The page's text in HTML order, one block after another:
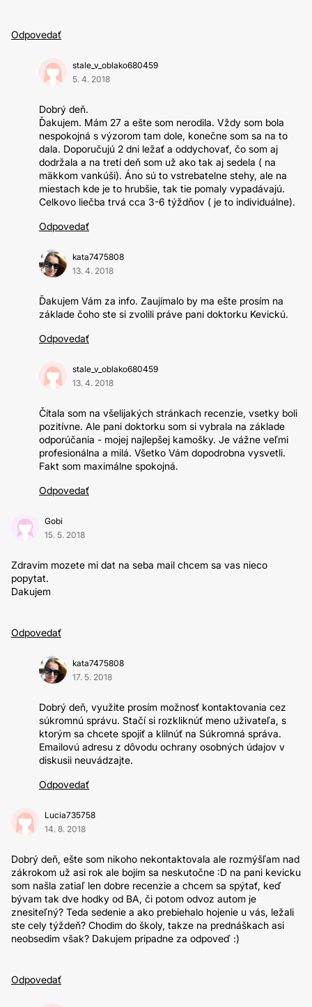
Odpovedať
stale_v_oblako680459
5. 4. 2018
Dobrý deň.
Ďakujem. Mám 27 a ešte som nerodila. Vždy som bola
nespokojná s výzorom tam dole, konečne som sa na to
dala. Doporučujú 2 dni ležať a oddychovať, čo som aj
dodržala a na tretí deň som už ako tak aj sedela ( na
mäkkom vankúši). Áno sú to vstrebatelne stehy, ale na
miestach kde je to hrubšie, tak tie pomaly vypadávajú.
Celkovo liečba trvá cca 3-6 týždňov ( je to individuálne).
Odpovedať
kata7475808
13. 4. 2018
Ďakujem Vám za info. Zaujímalo by ma ešte prosím na
základe čoho ste si zvolili práve pani doktorku Kevickú.
Odpovedať
stale_v_oblako680459
13. 4. 2018
Čítala som na všelijakých stránkach recenzie, vsetky boli
pozitívne. Ale pani doktorku som si vybrala na základe
odporúčania - mojej najlepšej kamošky. Je vážne veľmi
profesionálna a milá. Všetko Vám dopodrobna vysvetli.
Fakt som maximálne spokojná.
Odpovedať
Gobi
15. 5. 2018
Zdravim mozete mi dat na seba mail chcem sa vas nieco
popytat.
Dakujem
Odpovedať
kata7475808
17. 5. 2018
Dobrý deň, využite prosím možnosť kontaktovania cez
súkromnú správu. Stačí si rozkliknúť meno uživateľa, s
ktorým sa chcete spojiť a klilnúť na Súkromná správa.
Emailovú adresu z dôvodu ochrany osobných údajov v
diskusii neuvádzajte.
Odpovedať
Lucia735758
14. 8. 2018
Dobrý deň, ešte som nikoho nekontaktovala ale rozmýšľam nad
zákrokom už asi rok ale bojím sa neskutočne :D na pani kevicku
som našla zatiaľ len dobre recenzie a chcem sa spýtať, keď
bývam tak dve hodky od BA, či potom odvoz autom je
znesiteľný? Teda sedenie a ako prebiehalo hojenie u vás, ležali
ste cely týždeň? Chodim do školy, takze na prednáškach asi
neobsedim však? Dakujem pripadne za odpoveď :)
Odpovedať